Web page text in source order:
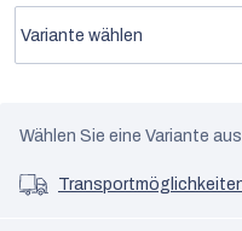
Wählen Sie eine Variante